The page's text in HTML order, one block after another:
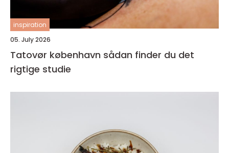
inspiration
05. July 2026
Tatovør københavn sådan finder du det
rigtige studie